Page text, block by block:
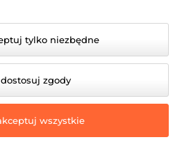
Wszelkie prawa zastrzeżone.
tylko niezbędne
dostosuj zgody
wszystkie